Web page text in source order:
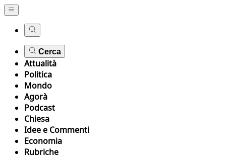
Cerca
Attualità
Politica
Mondo
Agorà
Podcast
Chiesa
Idee e Commenti
Economia
Rubriche